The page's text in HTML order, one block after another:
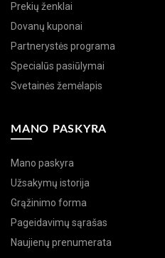
Prekių ženklai
Dovanų kuponai
Partnerystės programa
Specialūs pasiūlymai
Svetainės žemėlapis
MANO PASKYRA
Mano paskyra
Užsakymų istorija
Grąžinimo forma
Pageidavimų sąrašas
Naujienų prenumerata